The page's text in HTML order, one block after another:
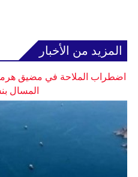
المزيد من الأخبار
اضطراب الملاحة في مضيق
المسال